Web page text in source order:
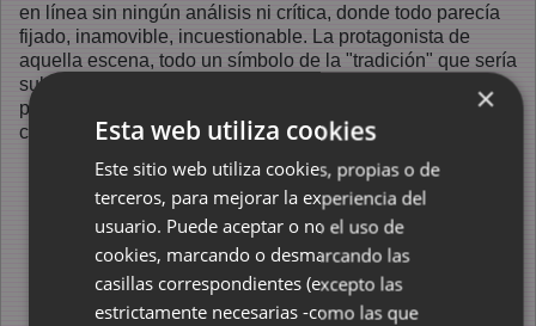
en línea sin ningún análisis ni crítica, donde todo parecía
fijado, inamovible, incuestionable. La protagonista de
aquella escena, todo un símbolo de la "tradición" que sería
subida a los altares poco después, se había tomado la
píldora azul de
y era parte de la ceniza que todo lo
cubre a mi tierra.
Los chicos de la quina,
la mayoría de los
cuales tenía pinta de
cargar con unas
fiesta a las espaldas y
de haber roto
×
Esta web utiliza cookies
Este sitio web utiliza cookies, propias o de
terceros, para mejorar la experiencia del
usuario. Puede aceptar o no el uso de
cookies, marcando o desmarcando las
casillas correspondientes (excepto las
estrictamente necesarias -como las que